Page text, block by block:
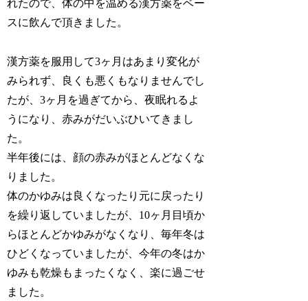
れたので、体の中を温める漢方薬をベー
スに飲んで頂きました。
漢方薬を服用して3ヶ月はあまり変化が
みられず、良くも悪くもなりませんでし
たが、3ヶ月を過ぎてから、夜眠れるよ
うになり、赤みがだいぶひいてきまし
た。
半年後には、顔の赤みがほとんどなくな
りました。
体のかゆみは良くなったり元に戻ったり
を繰り返していましたが、10ヶ月目頃か
らほとんどかゆみがなくなり、毎年冬は
ひどくなっていましたが、今年の冬はか
ゆみも乾燥もまったくなく、楽に過ごせ
ました。